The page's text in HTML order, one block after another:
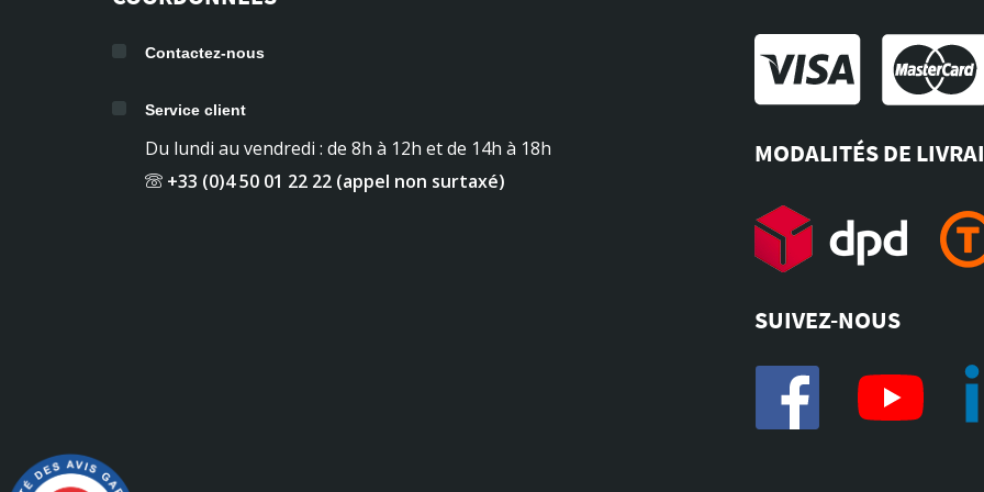
Contactez-nous
Service client
Du lundi au vendredi : de 8h à 12h et de 14h à 18h
+33 (0)4 50 01 22 22 (appel non surtaxé)
MODALITÉS DE
SUIVEZ-NOUS